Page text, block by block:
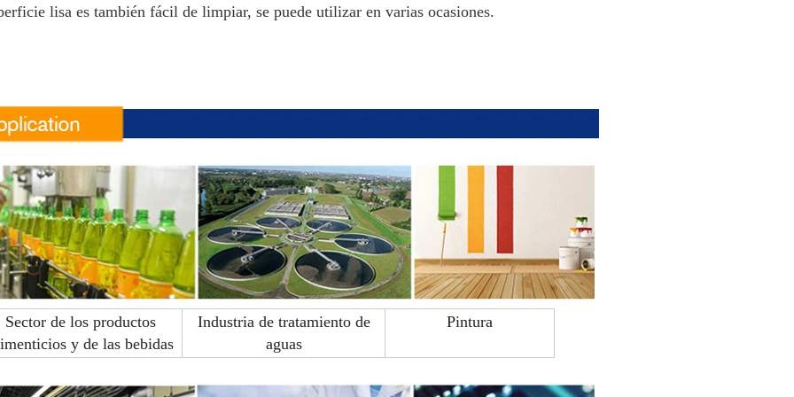
lisa es también fácil de limpiar, se puede utilizar en varias ocasiones.
Sector de los productos
y de las bebidas
Industria de tratamiento de
aguas
Pintura